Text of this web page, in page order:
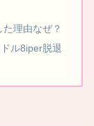
理由なぜ？
ル8iper脱退